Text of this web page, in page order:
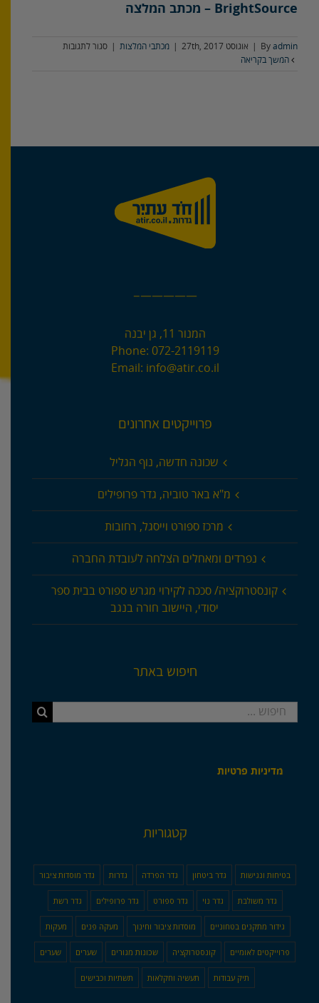
BrightSource – מכתב המלצה
By admin
| אוגוסט 27th, 2017 | מכתבי המלצות | סגור לתגובות
המשך בקריאה
—————–
המנור 11, גן יבנה
Phone: 072-2119119
Email: info@atir.co.il
פרוייקטים אחרונים
שכונה חדשה, נוף הגליל
מ"א באר טוביה, גדר פרופילים
מרכז ספורט וייסגל, רחובות
נפרדים ומאחלים הצלחה לעובדת החברה
קונסטרוקציה/ סככה לקירוי מגרש ספורט בבית ספר
יסודי, היישוב חורה בנגב
חיפוש באתר
חיפוש...
מדיניות פרטיות
קטגוריות
בטיחות ונגישות גדר ביטחון גדר הפרדה גדרות גדר מוסדות ציבור
גדר משולבת גדר נוי גדר ספורט גדר פרופילים גדר רשת
גידור מתקנים בטחוניים מוסדות ציבור וחינוך מעקה פנים מעקות
פרוייקטים לאומיים קונסטרוקציה שכונות מגורים שערים שערים
תיק עבודות תעשיה וחקלאות תשתיות וכבישים